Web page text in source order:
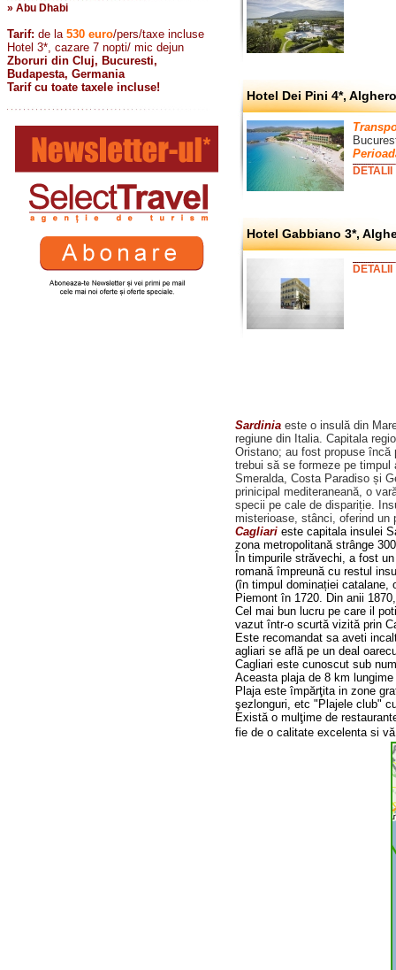
» Abu Dhabi
Tarif: de la 530 euro/pers/taxe incluse
Hotel 3*, cazare 7 nopti/ mic dejun
Zboruri din Cluj, Bucuresti,
Budapesta, Germania
Tarif cu toate taxele incluse!
Hotel Dei Pini 4*, Alghero
DETALII
Hotel Gabbiano 3*,
DETALII
Sardinia este o insulă din
regiune din Italia. Capitala
Oristano; au fost propuse încă
trebui să se formeze pe timpul
Smeralda, Costa Paradiso și
prinicipal mediteraneană, o
specii pe cale de dispariție.
misterioase, stânci, oferind un
Cagliari este capitala insulei
zona metropolitană strânge
În timpurile străvechi, a fost
romană împreună cu restul
(în timpul dominației catalane,
Piemont în 1720. Din anii
Cel mai bun lucru pe care il
vazut într-o scurtă vizită prin
Este recomandat sa aveti
agliari se află pe un deal
Cagliari este cunoscut sub
Aceasta plaja de 8 km
Plaja este împărţita in zone
şezlonguri, etc "Plajele club"
Există o mulţime de
fie de o calitate excelenta si